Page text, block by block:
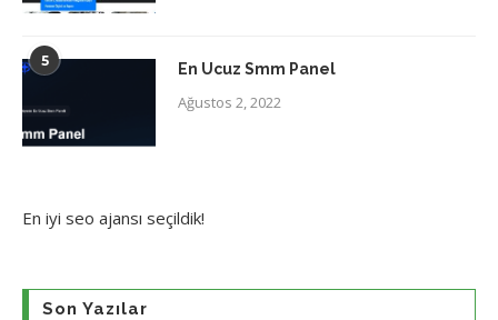
5 En Ucuz Smm Panel
Ağustos 2, 2022
En iyi seo ajansı seçildik!
Son Yazılar